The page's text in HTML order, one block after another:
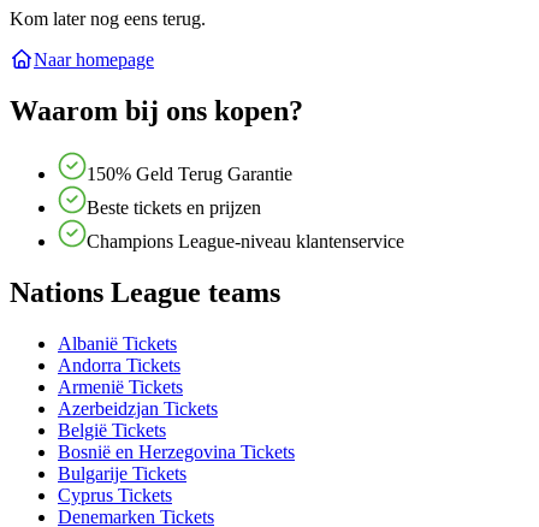
Kom later nog eens terug.
Naar homepage
Waarom bij ons kopen?
150% Geld Terug Garantie
Beste tickets en prijzen
Champions League-niveau klantenservice
Nations League teams
Albanië Tickets
Andorra Tickets
Armenië Tickets
Azerbeidzjan Tickets
België Tickets
Bosnië en Herzegovina Tickets
Bulgarije Tickets
Cyprus Tickets
Denemarken Tickets